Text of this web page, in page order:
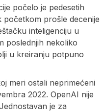
počelo je pedesetih
prošle decenije
inteligenciju u
poslednjih nekoliko
u kreiranju potpuno
meri ostali neprimećeni
2022. OpenAI nije
je za